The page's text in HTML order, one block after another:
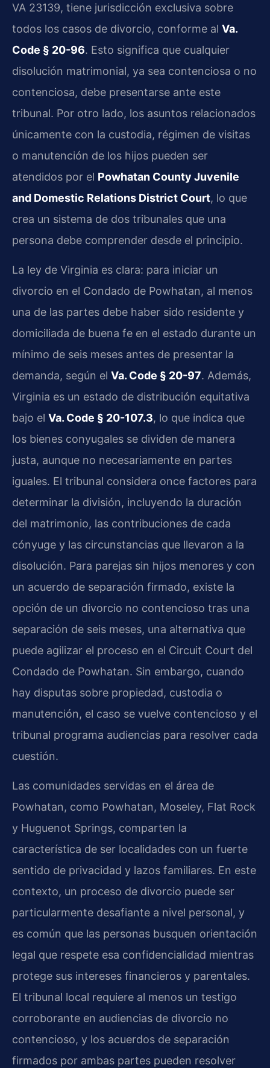
VA 23139, tiene jurisdicción exclusiva sobre
todos los casos de divorcio, conforme al Va.
Code § 20-96. Esto significa que cualquier
disolución matrimonial, ya sea contenciosa o no
contenciosa, debe presentarse ante este
tribunal. Por otro lado, los asuntos relacionados
únicamente con la custodia, régimen de visitas
o manutención de los hijos pueden ser
atendidos por el Powhatan County Juvenile
and Domestic Relations District Court, lo que
crea un sistema de dos tribunales que una
persona debe comprender desde el principio.
La ley de Virginia es clara: para iniciar un
divorcio en el Condado de Powhatan, al menos
una de las partes debe haber sido residente y
domiciliada de buena fe en el estado durante un
mínimo de seis meses antes de presentar la
demanda, según el Va. Code § 20-97. Además,
Virginia es un estado de distribución equitativa
bajo el Va. Code § 20-107.3, lo que indica que
los bienes conyugales se dividen de manera
justa, aunque no necesariamente en partes
iguales. El tribunal considera once factores para
determinar la división, incluyendo la duración
del matrimonio, las contribuciones de cada
cónyuge y las circunstancias que llevaron a la
disolución. Para parejas sin hijos menores y con
un acuerdo de separación firmado, existe la
opción de un divorcio no contencioso tras una
separación de seis meses, una alternativa que
puede agilizar el proceso en el Circuit Court del
Condado de Powhatan. Sin embargo, cuando
hay disputas sobre propiedad, custodia o
manutención, el caso se vuelve contencioso y el
tribunal programa audiencias para resolver cada
cuestión.
Las comunidades servidas en el área de
Powhatan, como Powhatan, Moseley, Flat Rock
y Huguenot Springs, comparten la
característica de ser localidades con un fuerte
sentido de privacidad y lazos familiares. En este
contexto, un proceso de divorcio puede ser
particularmente desafiante a nivel personal, y
es común que las personas busquen orientación
legal que respete esa confidencialidad mientras
protege sus intereses financieros y parentales.
El tribunal local requiere al menos un testigo
corroborante en audiencias de divorcio no
contencioso, y los acuerdos de separación
firmados por ambas partes pueden resolver